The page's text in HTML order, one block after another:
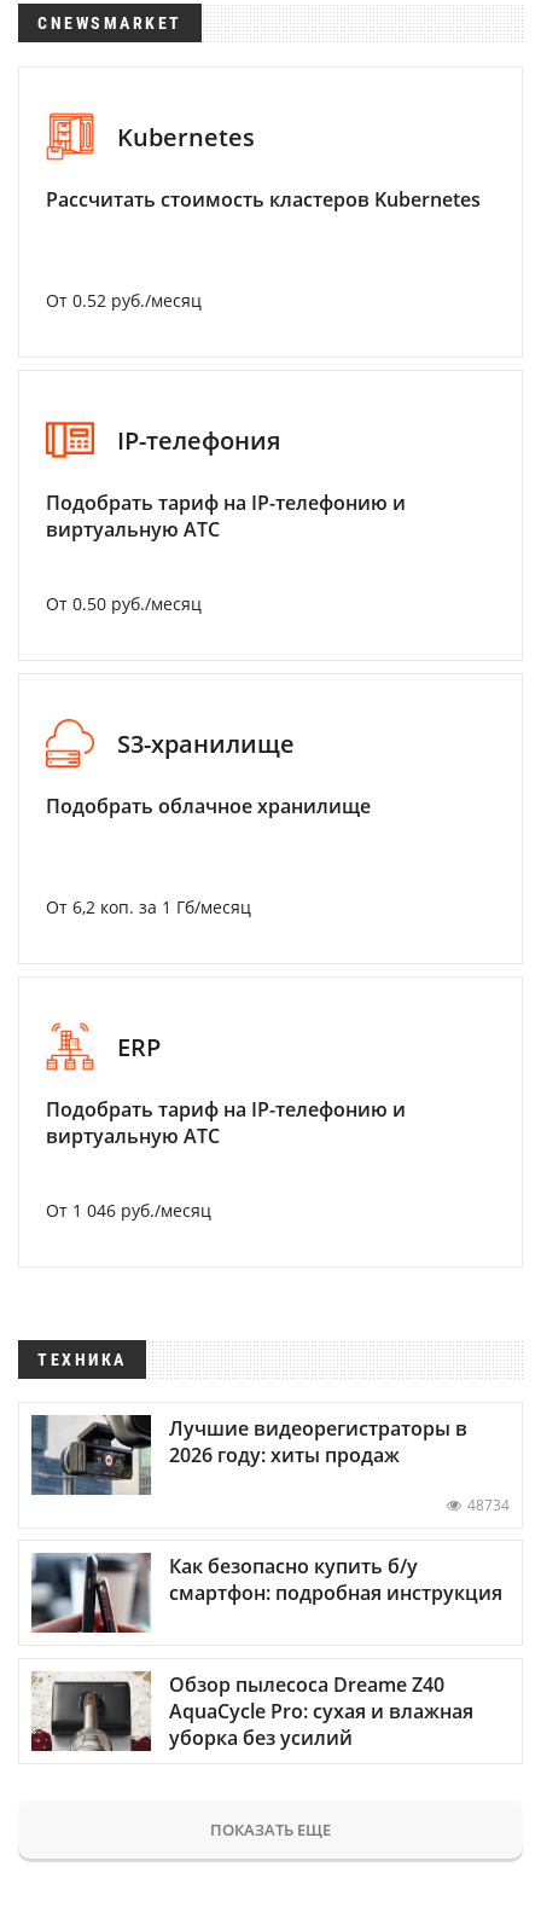
CNEWSMARKET
Kubernetes
Рассчитать стоимость кластеров Kubernetes
От 0.52 руб./месяц
IP-телефония
Подобрать тариф на IP-телефонию и
виртуальную АТС
От 0.50 руб./месяц
S3-хранилище
Подобрать облачное хранилище
От 6,2 коп. за 1 Гб/месяц
ERP
Подобрать тариф на IP-телефонию и
виртуальную АТС
От 1 046 руб./месяц
ТЕХНИКА
Лучшие видеорегистраторы в
2026 году: хиты продаж
48734
Как безопасно купить б/у
смартфон: подробная инструкция
Обзор пылесоса Dreame Z40
AquaCycle Pro: сухая и влажная
уборка без усилий
ПОКАЗАТЬ ЕЩЕ